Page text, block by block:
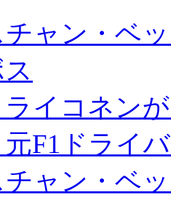
ャン・ベ
ライコネン
F1ドライ
ャン・ベ